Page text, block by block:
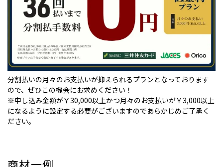
分割払いの月々のお支払いが抑えられるプランとなっております
ので、ぜひこの機会にお求めください！
※申し込み金額が￥30,000以上かつ月々のお支払いが￥3,000以上
になるように設定する必要がございますのであらかじめご了承く
ださい。